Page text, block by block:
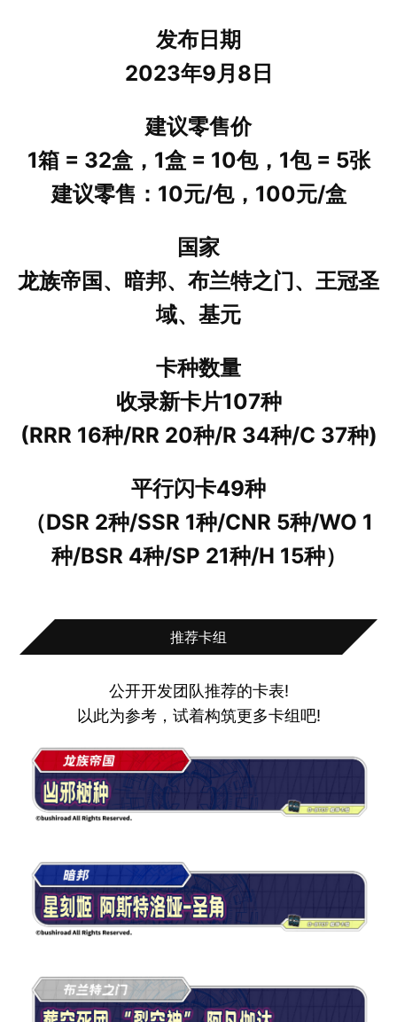
发布日期
2023年9月8日
建议零售价
1箱 = 32盒，1盒 = 10包，1包 = 5张
建议零售：10元/包，100元/盒
国家
龙族帝国、暗邦、布兰特之门、王冠圣
域、基元
卡种数量
收录新卡片107种
(RRR 16种/RR 20种/R 34种/C 37种)
平行闪卡49种
（DSR 2种/SSR 1种/CNR 5种/WO 1
种/BSR 4种/SP 21种/H 15种）
推荐卡组
公开开发团队推荐的卡表!
以此为参考，试着构筑更多卡组吧!